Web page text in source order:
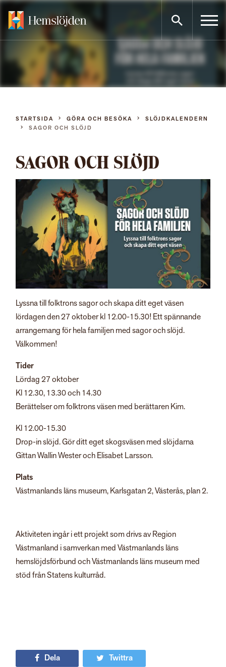
Gå
innehållet
STARTSIDA GÖRA OCH BESÖKA
SLÖJDKALENDERN
SAGOR OCH SLÖJD
SAGOR OCH SLÖJD
Lyssna till folktrons sagor och skapa ditt eget väsen
lördagen den 27 oktober kl 12.00-15.30! Ett spännande
arrangemang för hela familjen med sagor och slöjd.
Välkommen!
Tider
Lördag 27 oktober
Kl 12.30, 13.30 och 14.30
Berättelser om folktrons väsen med berättaren Kim.
Kl 12.00-15.30
Drop-in slöjd. Gör ditt eget skogsväsen med slöjdarna
Gittan Wallin Wester och Elisabet Larsson.
Plats
Västmanlands läns museum, Karlsgatan 2, Västerås, plan 2.
Aktiviteten ingår i ett projekt som drivs av Region
Västmanland i samverkan med Västmanlands läns
hemslöjdsförbund och Västmanlands läns museum med
stöd från Statens kulturråd.
Dela
Twittra